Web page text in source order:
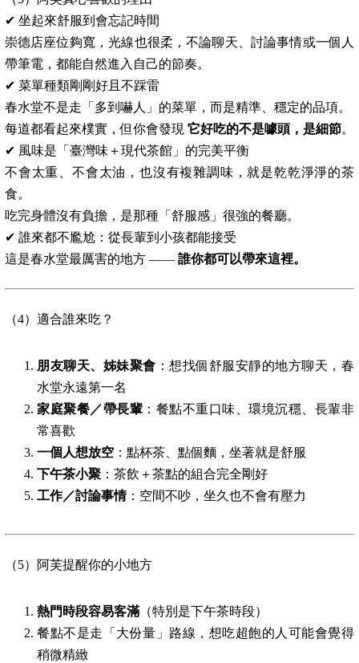
✔ 坐起來舒服到會忘記時間
崇德店座位夠寬，光線也很柔，不論聊天、討論事情或一個人
帶筆電，都能自然進入自己的節奏。
✔ 菜單種類剛剛好且不踩雷
春水堂不是走「多到嚇人」的菜單，而是精準、穩定的品項。
每道都看起來樸實，但你會發現 它好吃的不是噱頭，是細節。
✔ 風味是「臺灣味＋現代茶館」的完美平衡
不會太重、不會太油，也沒有複雜調味，就是乾乾淨淨的茶
食。
吃完身體沒有負擔，是那種「舒服感」很強的餐廳。
✔ 誰來都不尷尬：從長輩到小孩都能接受
這是春水堂最厲害的地方 —— 誰你都可以帶來這裡。
（4）適合誰來吃？
朋友聊天、姊妹聚會 ：想找個舒服安靜的地方聊天，春
水堂永遠第一名
家庭聚餐／帶長輩 ：餐點不重口味、環境沉穩、長輩非
常喜歡
一個人想放空 ：點杯茶、點個麵，坐著就是舒服
下午茶小聚 ：茶飲＋茶點的組合完全剛好
工作／討論事情：空間不吵，坐久也不會有壓力
（5）阿芙提醒你的小地方
熱門時段容易客滿 （特別是下午茶時段）
餐點不是走「大份量」路線，想吃超飽的人可能會覺得
稍微精緻